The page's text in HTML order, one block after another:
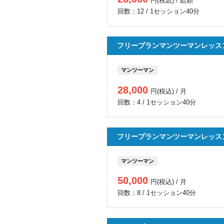
回数：12 / 1セッション40分
フリープランマンツーマンレッス
マンツーマン
28,000 円(税込) / 月
回数：4 / 1セッション40分
フリープランマンツーマンレッス
マンツーマン
50,000 円(税込) / 月
回数：8 / 1セッション40分